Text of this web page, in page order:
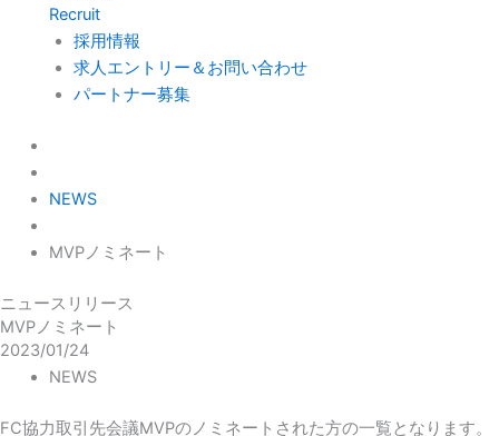
Recruit
採用情報
求人エントリー＆お問い合わせ
パートナー募集
NEWS
MVPノミネート
ニュースリリース
MVPノミネート
2023/01/24
NEWS
FC協力取引先会議MVPのノミネートされた方の一覧となります。